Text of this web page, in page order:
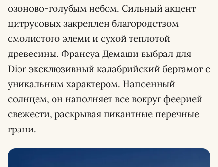
озоново-голубым небом. Сильный акцент
цитрусовых закреплен благородством
смолистого элеми и сухой теплотой
древесины. Франсуа Демаши выбрал для
Dior эксклюзивный калабрийский бергамот с
уникальным характером. Напоенный
солнцем, он наполняет все вокруг феерией
свежести, раскрывая пикантные перечные
грани.